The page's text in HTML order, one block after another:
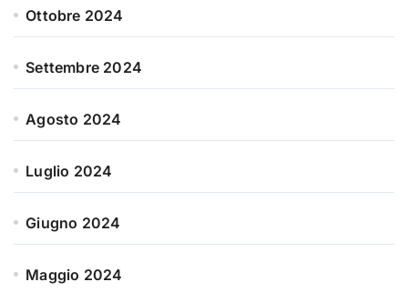
Ottobre 2024
Settembre 2024
Agosto 2024
Luglio 2024
Giugno 2024
Maggio 2024